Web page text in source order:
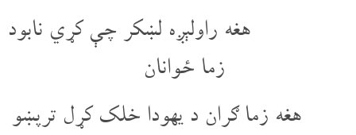
هغه راولېږه لښکر چې کړي نابود
زما ځوانان
هغه زما ګران د یهودا خلک کړل تر‌پښو